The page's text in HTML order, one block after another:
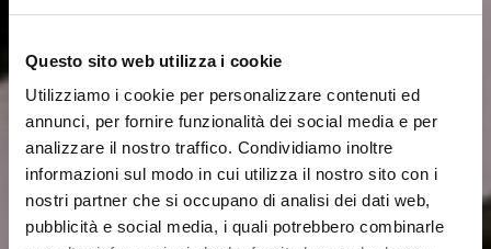
Questo sito web utilizza i cookie
Utilizziamo i cookie per personalizzare contenuti ed
annunci, per fornire funzionalità dei social media e per
analizzare il nostro traffico. Condividiamo inoltre
informazioni sul modo in cui utilizza il nostro sito con i
nostri partner che si occupano di analisi dei dati web,
pubblicità e social media, i quali potrebbero combinarle